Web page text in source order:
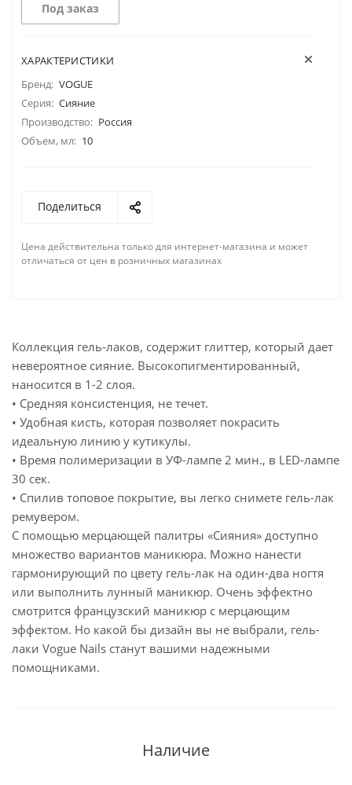
Под заказ
ХАРАКТЕРИСТИКИ
Бренд: VOGUE
Серия: Сияние
Производство: Россия
Объем, мл: 10
Поделиться
Цена действительна только для интернет-магазина и может
отличаться от цен в розничных магазинах
Коллекция гель-лаков, содержит глиттер, который дает
невероятное сияние. Высокопигментированный,
наносится в 1-2 слоя.
• Средняя консистенция, не течет.
• Удобная кисть, которая позволяет покрасить
идеальную линию у кутикулы.
• Время полимеризации в УФ-лампе 2 мин., в LED-лампе
30 сек.
• Спилив топовое покрытие, вы легко снимете гель-лак
ремувером.
С помощью мерцающей палитры «Сияния» доступно
множество вариантов маникюра. Можно нанести
гармонирующий по цвету гель-лак на один-два ногтя
или выполнить лунный маникюр. Очень эффектно
смотрится французский маникюр с мерцающим
эффектом. Но какой бы дизайн вы не выбрали, гель-
лаки Vogue Nails станут вашими надежными
помощниками.
Наличие